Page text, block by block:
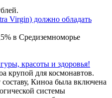
Virgin) должно обладать
в Средиземноморье
красоты и здоровья!
крупой для космонавтов.
Киноа была включена
системы